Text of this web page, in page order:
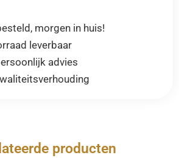
morgen in huis!
leverbaar
advies
producten